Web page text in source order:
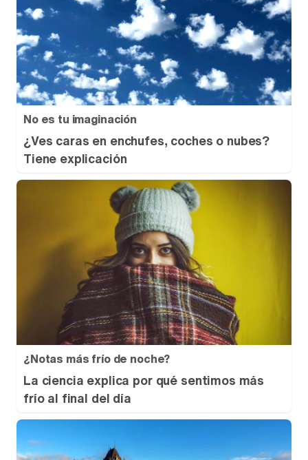
No es tu imaginación
¿Ves caras en enchufes, coches o nubes?
Tiene explicación
¿Notas más frío de noche?
La ciencia explica por qué sentimos más
frío al final del día